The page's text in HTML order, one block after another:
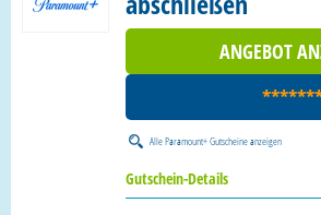
ANGEBOT
AlleParamount+ Gutscheineanzeigen
Gutschein-Details